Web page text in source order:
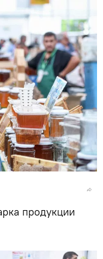
продукции